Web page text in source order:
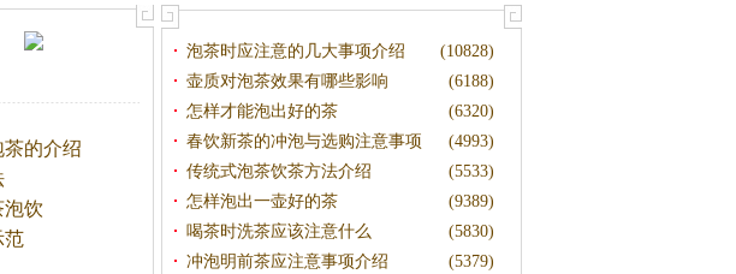
的介绍
泡饮
范
(10828)
泡茶时应注意的几大事项介绍
(6188)
壶质对泡茶效果有哪些影响
(6320)
怎样才能泡出好的茶
(4993)
春饮新茶的冲泡与选购注意事项
介绍
(5533)
传统式泡茶饮茶方法介绍
(9389)
怎样泡出一壶好的茶
(5830)
喝茶时洗茶应该注意什么
(5379)
冲泡明前茶应注意事项介绍